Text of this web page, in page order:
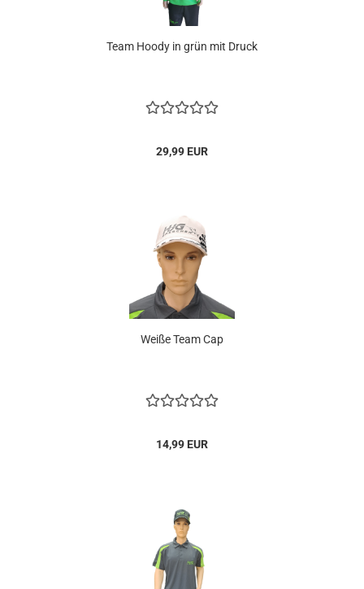
Team Hoody in grün mit Druck
29,99 EUR
Weiße Team Cap
14,99 EUR